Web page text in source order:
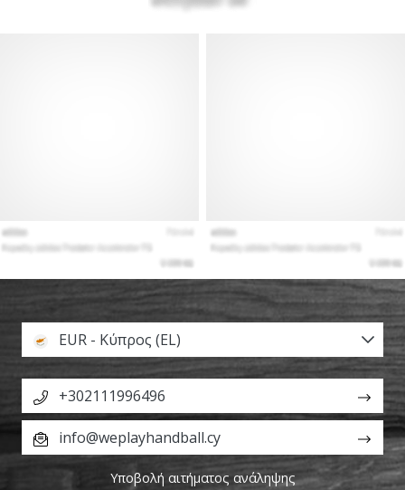
EUR - Κύπρος (EL)
+302111996496
info@weplayhandball.cy
Υποβολή αιτήματος ανάληψης